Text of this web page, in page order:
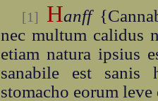
[1] Hanff
nec multum calidus
etiam natura ipsius
sanabile est sanis
stomacho eorum